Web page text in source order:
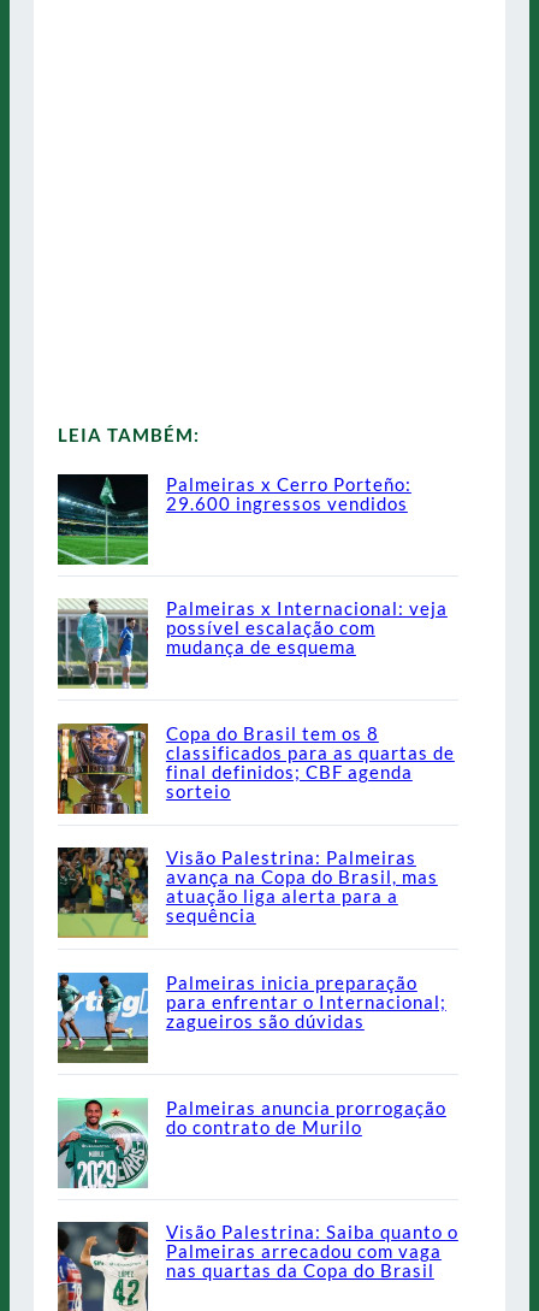
LEIA TAMBÉM:
Palmeiras x Cerro Porteño:
29.600 ingressos vendidos
Palmeiras x Internacional: veja
possível escalação com
mudança de esquema
Copa do Brasil tem os 8
classificados para as quartas de
final definidos; CBF agenda
sorteio
Visão Palestrina: Palmeiras
avança na Copa do Brasil, mas
atuação liga alerta para a
sequência
Palmeiras inicia preparação
para enfrentar o Internacional;
zagueiros são dúvidas
Palmeiras anuncia prorrogação
do contrato de Murilo
Visão Palestrina: Saiba quanto o
Palmeiras arrecadou com vaga
nas quartas da Copa do Brasil